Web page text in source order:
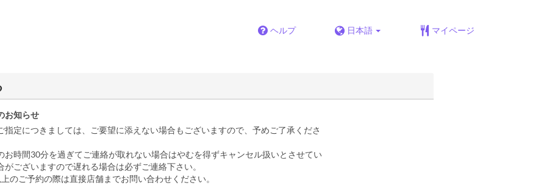
ヘルプ 日本語 マイページ
お知らせ
定につきましては、ご要望に添えない場合もございますので、予めご了承くださ
お時間30分を過ぎてご連絡が取れない場合はやむを得ずキャンセル扱いとさせてい
がございますので遅れる場合は必ずご連絡下さい。
のご予約の際は直接店舗までお問い合わせください。